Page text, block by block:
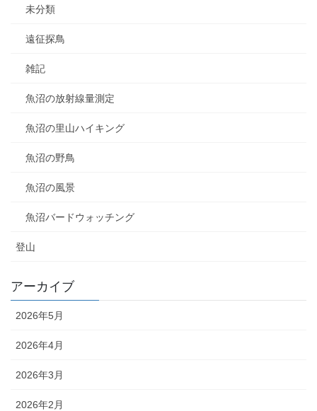
未分類
遠征探鳥
雑記
魚沼の放射線量測定
魚沼の里山ハイキング
魚沼の野鳥
魚沼の風景
魚沼バードウォッチング
登山
アーカイブ
2026年5月
2026年4月
2026年3月
2026年2月